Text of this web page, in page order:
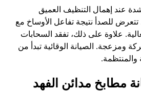
عند إهمال التنظيف العميق
للصدأ نتيجة تفاعل الأوساخ مع
علاوة على ذلك، تفقد السحابات
ومزعجة. الصيانة الوقائية تبدأ من
والمنتظمة.
مطابخ مدائن الفهد